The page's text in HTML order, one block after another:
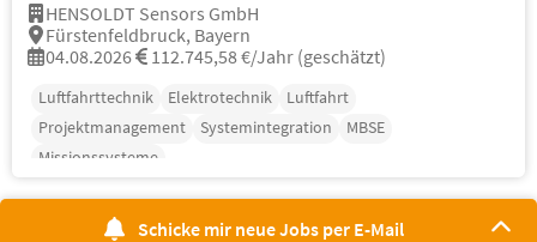
HENSOLDT Sensors GmbH
Fürstenfeldbruck, Bayern
04.08.2026
112.745,58 €/Jahr (geschätzt)
Luftfahrttechnik Elektrotechnik
Luftfahrt
Projektmanagement
Systemintegration
MBSE
Missionssysteme
Schicke mir neue Jobs per E-Mail